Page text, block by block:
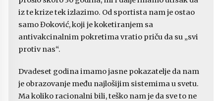
iz te krize tek izlazimo. Od sportista nam je ostao
samo Đoković, koji je koketiranjem sa
antivakcinalnim pokretima vratio priču da su „svi
protiv nas“.
Dvadeset godina imamo jasne pokazatelje da nam
je obrazovanje među najlošijim sistemima u svetu.
Ma koliko racionalni bili, teško nam je da sve to ne